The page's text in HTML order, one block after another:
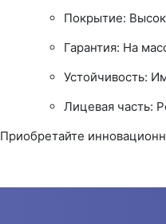
Покрытие:
Гарантия: На
Устойчивость:
Лицевая часть:
Приобретайте